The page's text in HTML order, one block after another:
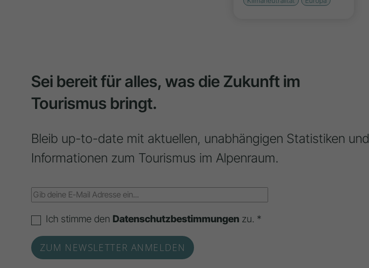
Sei bereit für alles, was die Zukunft im
Tourismus bringt.
Bleib up-to-date mit aktuellen, unabhängigen Statistiken und
Informationen zum Tourismus im Alpenraum.
Ich stimme den Datenschutzbestimmungen zu. *